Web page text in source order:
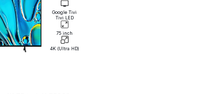
Google Tivi
Tivi LED
75 inch
4K (Ultra HD)